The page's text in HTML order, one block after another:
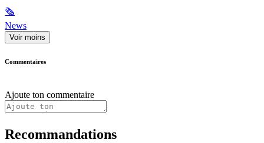
🗞
News
Voir moins
Commentaires
Ajoute ton commentaire
Recommandations